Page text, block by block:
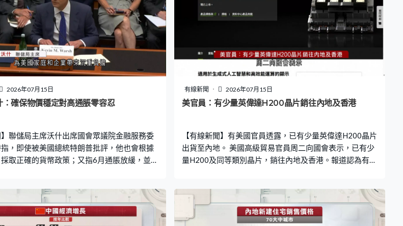
2026年07月15日
：確保物價穩定對高通脹零容忍
】聯儲局主席沃什出席國會眾議院金融服務委
，即使被美國總統特朗普批評，他也會根據
取正確的貨幣政策；又指6月通脹放緩，並不
環境中，長期通脹水平取決於貨幣政策。正
始所說通脹是一種選擇，我們委員會成員對持
零容忍，我們致力保持價格穩定。」
有線新聞 2026年07月15日
美官員：有少量英偉達H200晶片銷往內地及香港
【有線新聞】有美國官員透露，已有少量英偉達H200晶片
出貨至內地。 美國高級貿易官員周二向國會表示，已有少
量H200及同等類別晶片，銷往內地及香港。報道認為有關
工智能晶片的收入，因無法預知何時能重啟銷售。